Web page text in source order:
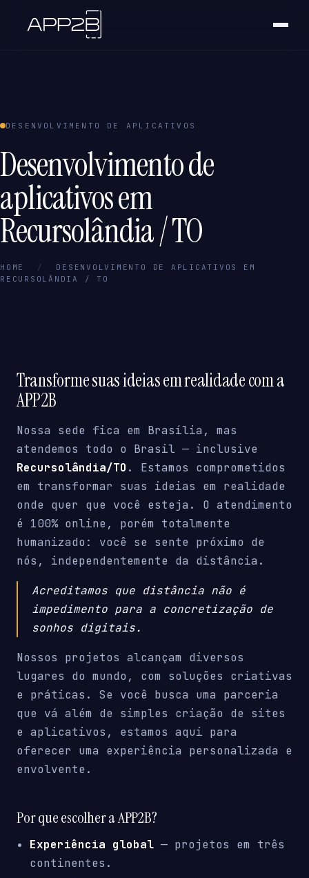
DESENVOLVIMENTO DE APLICATIVOS
Desenvolvimento de
aplicativos em
Recursolândia / TO
HOME /
DESENVOLVIMENTO DE APLICATIVOS EM
RECURSOLÂNDIA / TO
Transforme suas ideias em realidade com a
APP2B
Nossa sede fica em Brasília, mas
atendemos todo o Brasil — inclusive
Recursolândia/TO . Estamos comprometidos
em transformar suas ideias em realidade
onde quer que você esteja. O atendimento
é 100% online, porém totalmente
humanizado: você se sente próximo de
nós, independentemente da distância.
Acreditamos que distância não é
impedimento para a concretização de
sonhos digitais.
Nossos projetos alcançam diversos
lugares do mundo, com soluções criativas
e práticas. Se você busca uma parceria
que vá além de simples criação de sites
e aplicativos, estamos aqui para
oferecer uma experiência personalizada e
envolvente.
Por que escolher a APP2B?
Experiência global — projetos em três
continentes.